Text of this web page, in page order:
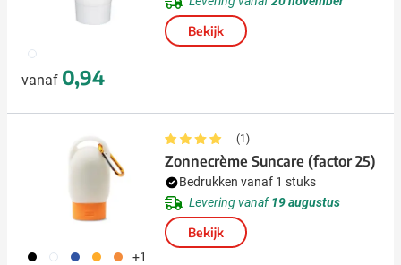
002
vanaf 0,94
Bekijk
001 002 005 006 007 +1
(1)
Zonnecrème Suncare (factor 25)
Bedrukken vanaf 1 stuks
Levering vanaf19 augustus
Bekijk